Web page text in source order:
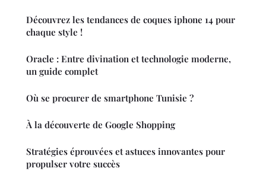
Découvrez les tendances de coques iphone 14 pour
chaque style !
Oracle : Entre divination et technologie moderne,
un guide complet
Où se procurer de smartphone Tunisie ?
À la découverte de Google Shopping
Stratégies éprouvées et astuces innovantes pour
propulser votre succès